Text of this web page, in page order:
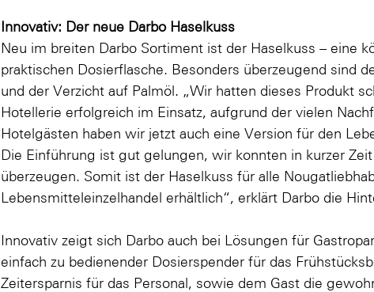
Innovativ: Der neue Darbo Haselkuss
Neu im breiten Darbo Sortiment ist der Haselkuss – eine
praktischen Dosierflasche. Besonders überzeugend sind
und der Verzicht auf Palmöl. „Wir hatten dieses Produkt
Hotellerie erfolgreich im Einsatz, aufgrund der vielen
Hotelgästen haben wir jetzt auch eine Version für den
Die Einführung ist gut gelungen, wir konnten in kurzer
überzeugen. Somit ist der Haselkuss für alle
Lebensmitteleinzelhandel erhältlich“, erklärt Darbo die
Innovativ zeigt sich Darbo auch bei Lösungen für
einfach zu bedienender Dosierspender für das
Zeitersparnis für das Personal, sowie dem Gast die